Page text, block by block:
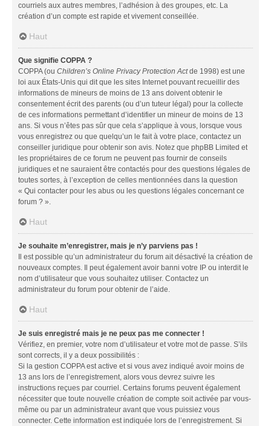
courriels aux autres membres, l’adhésion à des groupes, etc. La
création d’un compte est rapide et vivement conseillée.
Haut
Que signifie COPPA ?
COPPA (ou Children’s Online Privacy Protection Actde 1998) est une
loi aux États-Unis qui dit que les sites Internet pouvant recueillir des
informations de mineurs de moins de 13 ans doivent obtenir le
consentement écrit des parents (ou d’un tuteur légal) pour la collecte
de ces informations permettant d’identifier un mineur de moins de 13
ans. Si vous n’êtes pas sûr que cela s’applique à vous, lorsque vous
vous enregistrez ou que quelqu’un le fait à votre place, contactez un
conseiller juridique pour obtenir son avis. Notez que phpBB Limited et
les propriétaires de ce forum ne peuvent pas fournir de conseils
juridiques et ne sauraient être contactés pour des questions légales de
toutes sortes, à l’exception de celles mentionnées dans la question
« Qui contacter pour les abus ou les questions légales concernant ce
forum ? ».
Haut
Je souhaite m’enregistrer, mais je n’y parviens pas !
Il est possible qu’un administrateur du forum ait désactivé la création de
nouveaux comptes. Il peut également avoir banni votre IP ou interdit le
nom d’utilisateur que vous souhaitez utiliser. Contactez un
administrateur du forum pour obtenir de l’aide.
Haut
Je suis enregistré mais je ne peux pas me connecter !
Vérifiez, en premier, votre nom d’utilisateur et votre mot de passe. S’ils
sont corrects, il y a deux possibilités :
Si la gestion COPPA est active et si vous avez indiqué avoir moins de
13 ans lors de l’enregistrement, alors vous devrez suivre les
instructions reçues par courriel. Certains forums peuvent également
nécessiter que toute nouvelle création de compte soit activée par vous-
même ou par un administrateur avant que vous puissiez vous
connecter. Cette information est indiquée lors de l’enregistrement. Si